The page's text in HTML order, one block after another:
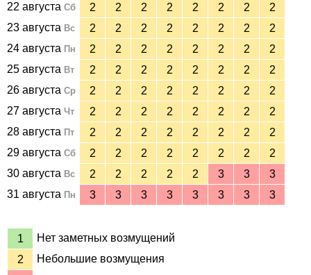
22 августа Сб 2 2 2 2 2 2 2
2
23 августа Вс 2 2 2 2 2 2 2
2
24 августа Пн 2 2 2 2 2 2 2
2
25 августа Вт 2 2 2 2 2 2 2
2
26 августа Ср 2 2 2 2 2 2 2
2
27 августа Чт 2 2 2 2 2 2 2
2
28 августа Пт 2 2 2 2 2 2 2
2
29 августа Сб 2 2 2 2 2 2 2
2
30 августа Вс 2 2 2 2 2 3 3
3
31 августа Пн 3 3 3 3 3 3 3 3
1
Нет заметных возмущений
2
Небольшие возмущения